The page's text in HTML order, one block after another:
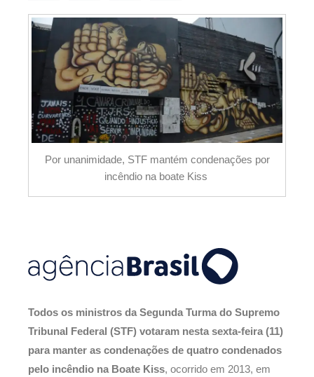
Por unanimidade, STF mantém condenações por
incêndio na boate Kiss
Todos os ministros da Segunda Turma do Supremo
Tribunal Federal (STF) votaram nesta sexta-feira (11)
para manter as condenações de quatro condenados
pelo incêndio na Boate Kiss, ocorrido em 2013, em